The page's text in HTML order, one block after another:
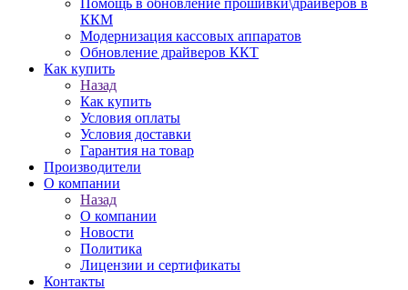
Помощь в обновление прошивки\драйверов в
ККМ
Модернизация кассовых аппаратов
Обновление драйверов ККТ
Как купить
Назад
Как купить
Условия оплаты
Условия доставки
Гарантия на товар
Производители
О компании
Назад
О компании
Новости
Политика
Лицензии и сертификаты
Контакты